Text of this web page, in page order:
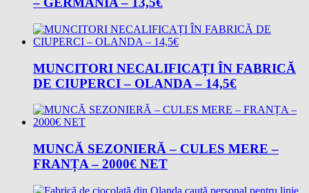
MUNCITORI NECALIFICAȚI ÎN FABRICĂ
DE CIUPERCI – OLANDA – 14,5€
MUNCĂ SEZONIERĂ – CULES MERE –
FRANȚA – 2000€ NET